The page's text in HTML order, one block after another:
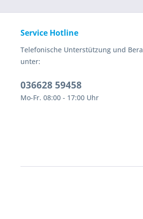
Service Hotline
Telefonische Unterstützung und
unter:
036628 59458
Mo-Fr. 08:00 - 17:00 Uhr